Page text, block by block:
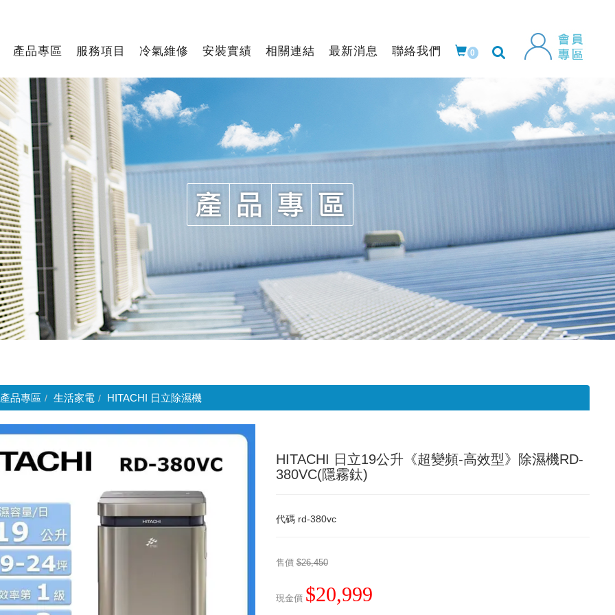
產品專區 服務項目 冷氣維修 安裝實績 相關連結 最新消息 聯絡我們 0
產品專區 生活家電 HITACHI 日立除濕機
HITACHI 日立19公升《超變頻-高效型》除濕機RD-
380VC(隱霧鈦)
代碼 rd-380vc
售價 $26,450
現金價 $20,999